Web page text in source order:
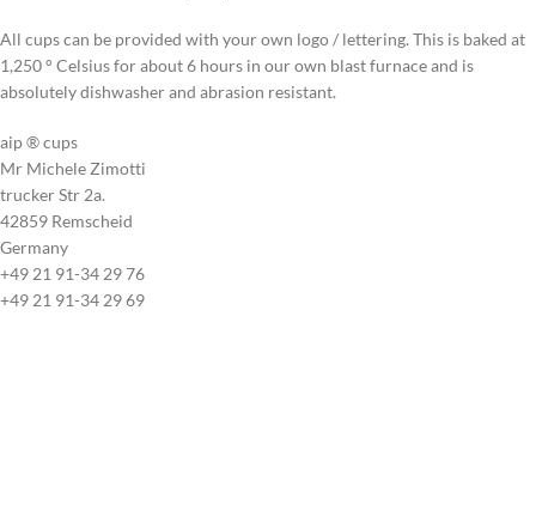
All cups can be provided with your own logo / lettering. This is baked at
1,250 ° Celsius for about 6 hours in our own blast furnace and is
absolutely dishwasher and abrasion resistant.
aip ® cups
Mr Michele Zimotti
trucker Str 2a.
42859 Remscheid
Germany
+49 21 91-34 29 76
+49 21 91-34 29 69